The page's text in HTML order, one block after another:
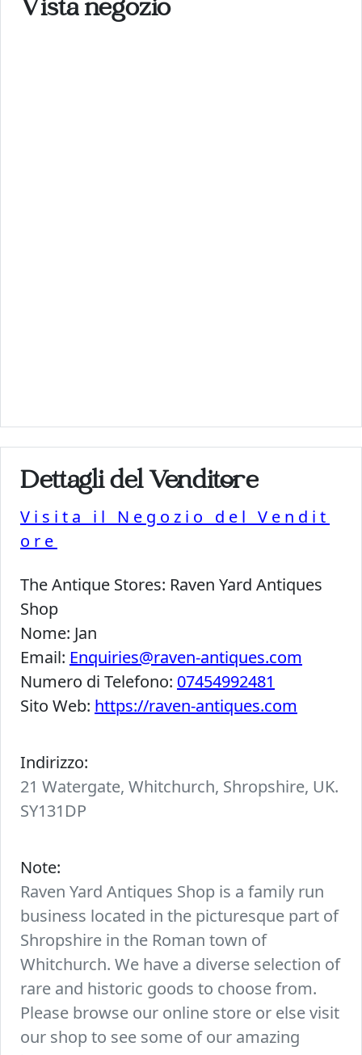
Vista negozio
Dettagli del Venditore
Visita il Negozio del Vendit
ore
The Antique Stores: Raven Yard Antiques
Shop
Nome: Jan
Email: Enquiries@raven-antiques.com
Numero di Telefono: 07454992481
Sito Web: https://raven-antiques.com
Indirizzo:
21 Watergate, Whitchurch, Shropshire, UK.
SY131DP
Note:
Raven Yard Antiques Shop is a family run
business located in the picturesque part of
Shropshire in the Roman town of
Whitchurch. We have a diverse selection of
rare and historic goods to choose from.
Please browse our online store or else visit
our shop to see some of our amazing